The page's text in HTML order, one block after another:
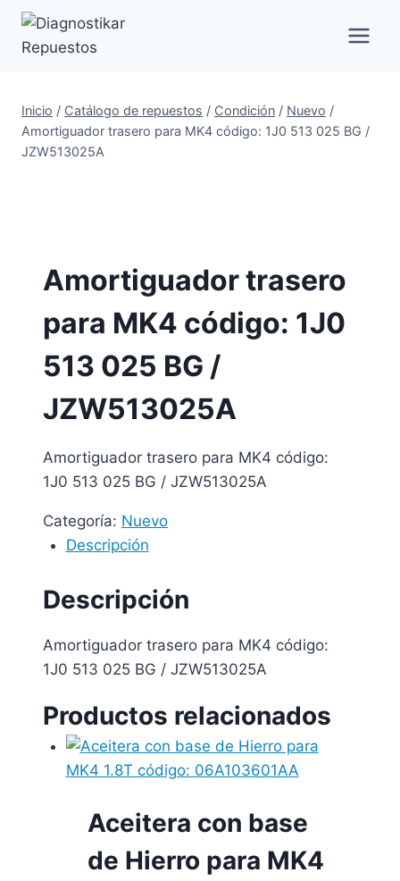
Saltar
contenido
Inicio / Catálogo de repuestos / Condición / Nuevo /
Amortiguador trasero para MK4 código: 1J0 513 025 BG /
JZW513025A
Amortiguador trasero
para MK4 código: 1J0
513 025 BG /
JZW513025A
Amortiguador trasero para MK4 código:
1J0 513 025 BG / JZW513025A
Categoría: Nuevo
Descripción
Descripción
Amortiguador trasero para MK4 código:
1J0 513 025 BG / JZW513025A
Productos relacionados
Aceitera con base
de Hierro para MK4